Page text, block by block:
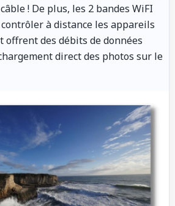
! De plus, les 2 bandes WiFI
à distance les appareils
offrent des débits de données
direct des photos sur le